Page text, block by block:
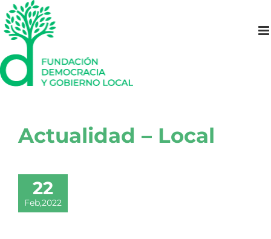
Saltar
al
contenido
Actualidad – Local
22
Feb,2022